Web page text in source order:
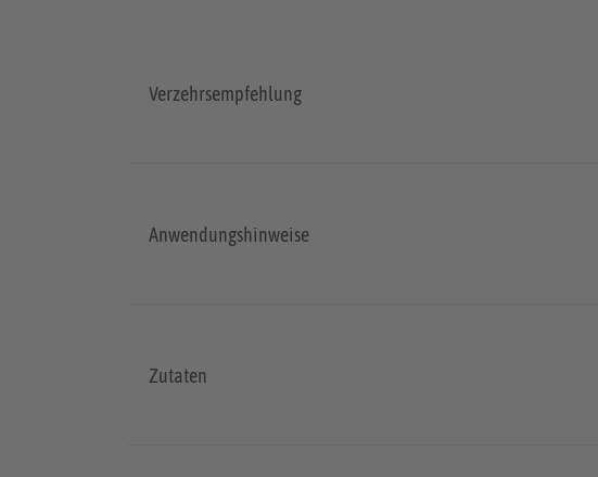
Verzehrsempfehlung
Anwendungshinweise
Zutaten